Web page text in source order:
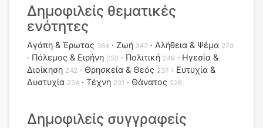
Δημοφιλείς θεματικές
ενότητες
Αγάπη & Έρωτας 364 Ζωή 347 Αλήθεια & Ψέμα 279
Πόλεμος & Ειρήνη 250 Πολιτική 249
Ηγεσία &
Διοίκηση 242 Θρησκεία & Θεός 237
Ευτυχία &
Δυστυχία 234 Τέχνη 231 Θάνατος 226
Δημοφιλείς συγγραφείς